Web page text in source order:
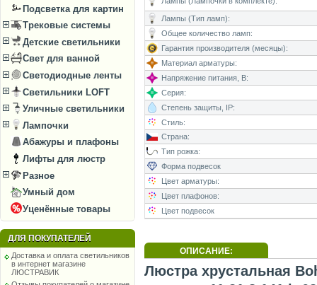
Подсветка для картин
Трековые системы
Детские светильники
Свет для ванной
Светодиодные ленты
Светильники LOFT
Уличные светильники
Лампочки
Абажуры и плафоны
Лифты для люстр
Разное
Умный дом
Уценённые товары
ДЛЯ ПОКУПАТЕЛЕЙ
Доставка и оплата светильников
в интернет магазине
ЛЮСТРАВИК
Лампы (Тип ламп):
Общее количество ламп:
Гарантия производителя (месяцы):
Материал арматуры:
Напряжение питания, В:
Серия:
Степень защиты, IP:
Стиль:
Страна:
Тип рожка:
Форма подвесок
Цвет арматуры:
Цвет плафонов:
Цвет подвесок
ОПИСАНИЕ:
Люстра хрустальная